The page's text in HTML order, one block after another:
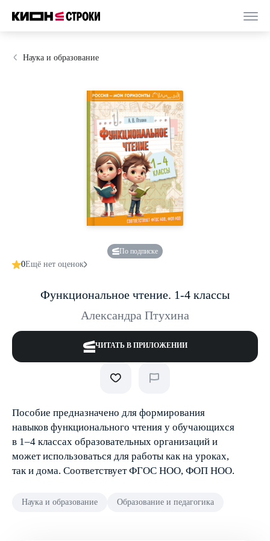
Наука и образование
По подписке
0Ещё нет оценок
Функциональное чтение. 1-4 классы
Александра Птухина
ЧИТАТЬ В ПРИЛОЖЕНИИ
Пособие предназначено для формирования
навыков функционального чтения у обучающихся
в 1–4 классах образовательных организаций и
может использоваться для работы как на уроках,
так и дома. Соответствует ФГОС НОО, ФОП НОО.
Наука и образование Образование и педагогика